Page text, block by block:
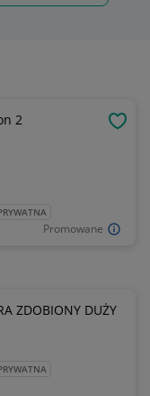
Promowane
2
ZDOBIONY DUŻY